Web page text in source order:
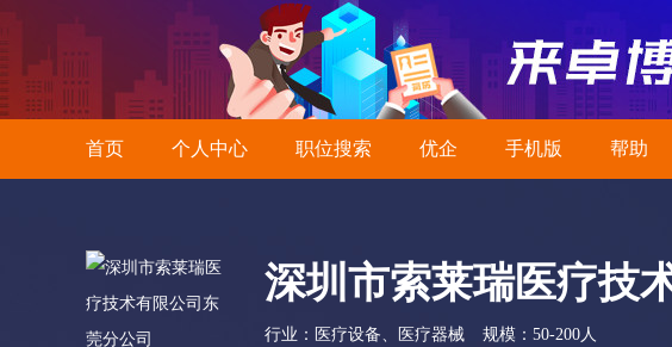
首页 个人中心 职位搜索 优企 手机版 帮助
深圳市索莱瑞医疗技
行业：医疗设备、医疗器械
规模：50-200人